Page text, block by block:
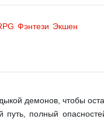
Фэнтези Экшен
демонов, чтобы
полный